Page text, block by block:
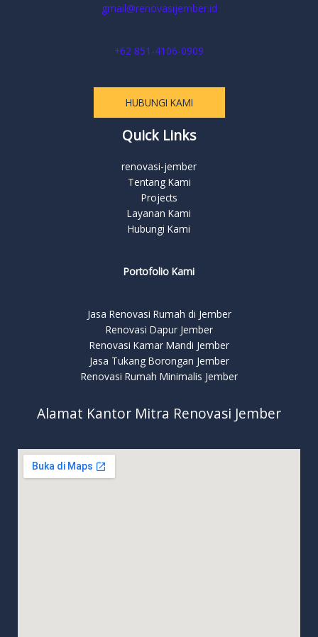
gmail@renovasijember.id
+62 851-4106-0909
HUBUNGI KAMI
Quick Links
renovasi-jember
Tentang Kami
Projects
Layanan Kami
Hubungi Kami
Portofolio Kami
Jasa Renovasi Rumah di Jember
Renovasi Dapur Jember
Renovasi Kamar Mandi Jember
Jasa Tukang Borongan Jember
Renovasi Rumah Minimalis Jember
Alamat Kantor Mitra Renovasi Jember